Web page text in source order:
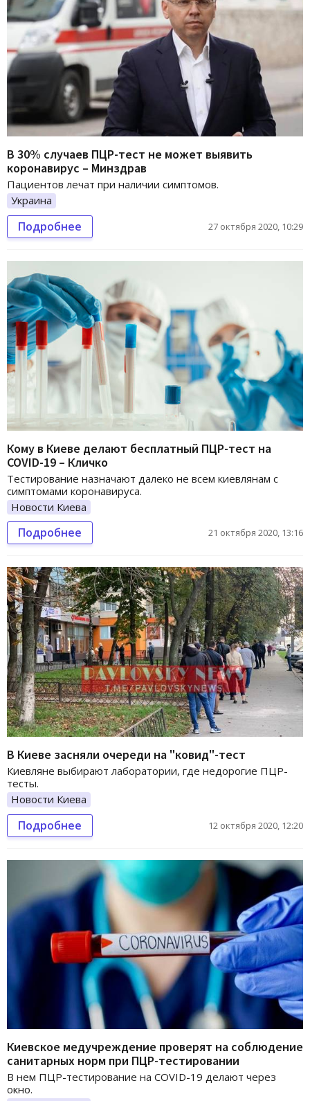
В 30% случаев ПЦР-тест не может выявить
коронавирус – Минздрав
Пациентов лечат при наличии симптомов.
Украина
Подробнее 27 октября 2020, 10:29
Кому в Киеве делают бесплатный ПЦР-тест на
COVID-19 – Кличко
Тестирование назначают далеко не всем киевлянам с
симптомами коронавируса.
Новости Киева
Подробнее 21 октября 2020, 13:16
В Киеве засняли очереди на "ковид"-тест
Киевляне выбирают лаборатории, где недорогие ПЦР-
тесты.
Новости Киева
Подробнее 12 октября 2020, 12:20
Киевское медучреждение проверят на соблюдение
санитарных норм при ПЦР-тестировании
В нем ПЦР-тестирование на COVID-19 делают через
окно.